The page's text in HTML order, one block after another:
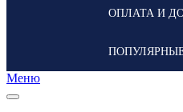
ОПЛАТА И
Меню